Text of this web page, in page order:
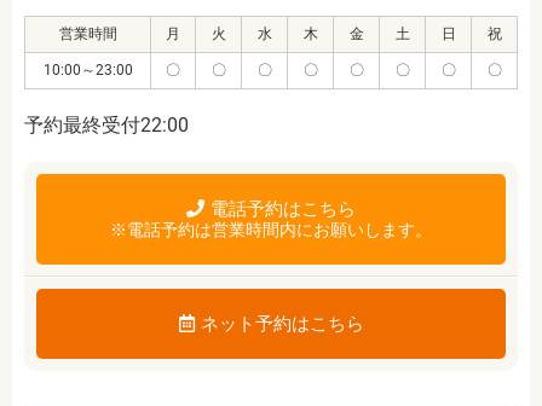
営業時間 月 火 水 木 金 土 日 祝
10:00～23:00 〇 〇 〇 〇 〇 〇 〇 〇
予約最終受付22:00
電話予約はこちら
※電話予約は営業時間内にお願いします。
ネット予約はこちら